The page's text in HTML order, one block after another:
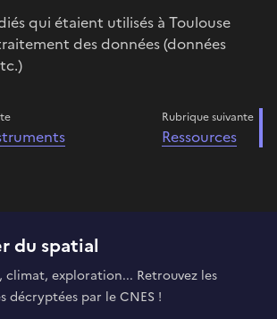
qui étaient utilisés à Toulouse
des données (données
Rubrique suivante
Ressources
du spatial
climat, exploration... Retrouvez les
décryptées par le CNES !